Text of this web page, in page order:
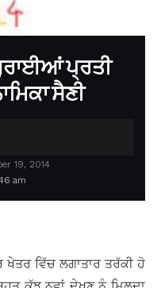
ਪ੍ਰਤੀ
ਸੈਣੀ
am
19, 2014
ਵਿੱਚ ਲਗਾਤਾਰ ਤਰੱਕੀ ਹੋ